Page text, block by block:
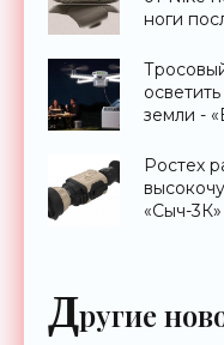
ноги
земли -
Ростех
«Сыч-
Другие